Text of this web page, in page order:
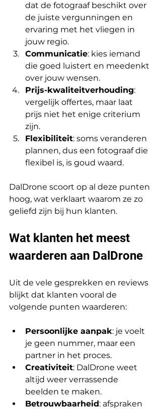
dat de fotograaf beschikt over
de juiste vergunningen en
ervaring met het vliegen in
jouw regio.
Communicatie: kies iemand
die goed luistert en meedenkt
over jouw wensen.
Prijs-kwaliteitverhouding:
vergelijk offertes, maar laat
prijs niet het enige criterium
zijn.
Flexibiliteit: soms veranderen
plannen, dus een fotograaf die
flexibel is, is goud waard.
DalDrone scoort op al deze punten
hoog, wat verklaart waarom ze zo
geliefd zijn bij hun klanten.
Wat klanten het meest
waarderen aan DalDrone
Uit de vele gesprekken en reviews
blijkt dat klanten vooral de
volgende punten waarderen:
Persoonlijke aanpak: je voelt
je geen nummer, maar een
partner in het proces.
Creativiteit: DalDrone weet
altijd weer verrassende
beelden te maken.
Betrouwbaarheid: afspraken